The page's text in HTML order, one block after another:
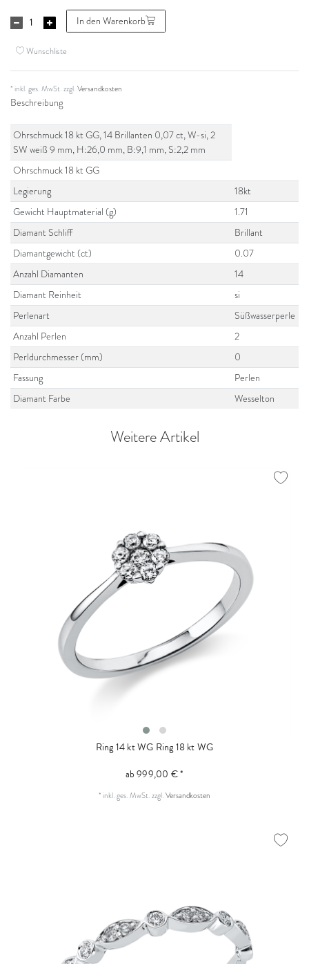
In den Warenkorb
Wunschliste
* inkl. ges. MwSt. zzgl.Versandkosten
Beschreibung
Ohrschmuck 18 kt GG, 14 Brillanten 0,07 ct, W-si, 2
SW weiß 9 mm, H:26,0 mm, B:9,1 mm, S:2,2 mm
Ohrschmuck 18 kt GG
Legierung
18kt
Gewicht Hauptmaterial (g)
1.71
Diamant Schliff
Brillant
Diamantgewicht (ct)
0.07
Anzahl Diamanten
14
Diamant Reinheit
si
Perlenart
Süßwasserperle
Anzahl Perlen
2
Perldurchmesser (mm)
0
Fassung
Perlen
Diamant Farbe
Wesselton
Weitere Artikel
Ring 14 kt WG Ring 18 kt WG
ab 999,00 € *
* inkl. ges. MwSt.zzgl.Versandkosten